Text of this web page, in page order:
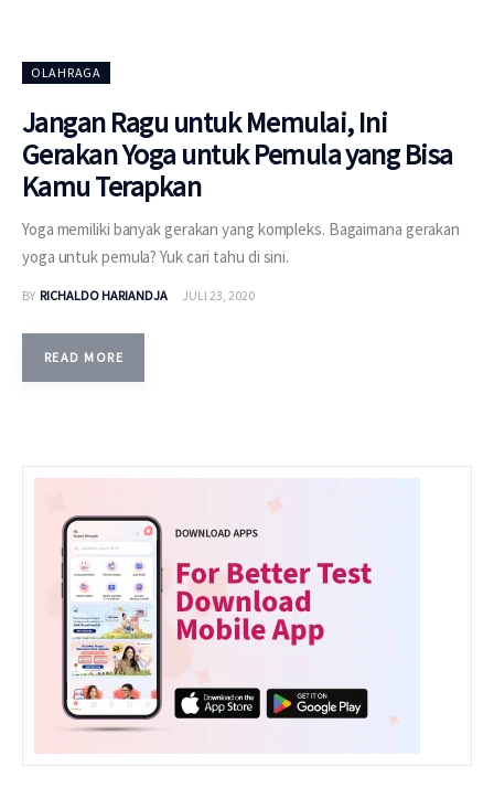
OLAHRAGA
Jangan Ragu untuk Memulai, Ini
Gerakan Yoga untuk Pemula yang Bisa
Kamu Terapkan
Yoga memiliki banyak gerakan yang kompleks. Bagaimana gerakan
yoga untuk pemula? Yuk cari tahu di sini.
BY RICHALDO HARIANDJA JULI 23, 2020
READ MORE